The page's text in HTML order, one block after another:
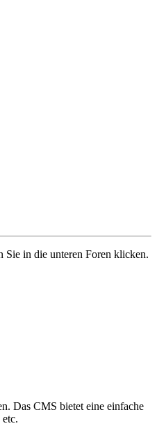
Sie in die unteren Foren klicken.
Das CMS bietet eine einfache